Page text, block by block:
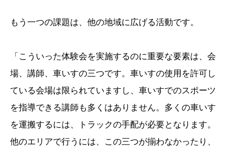
もう一つの課題は、他の地域に広げる活動です。
「こういった体験会を実施するのに重要な要素は、会
場、講師、車いすの三つです。車いすの使用を許可し
ている会場は限られていますし、車いすでのスポーツ
を指導できる講師も多くはありません。多くの車いす
を運搬するには、トラックの手配が必要となります。
他のエリアで行うには、この三つが揃わなかったり、